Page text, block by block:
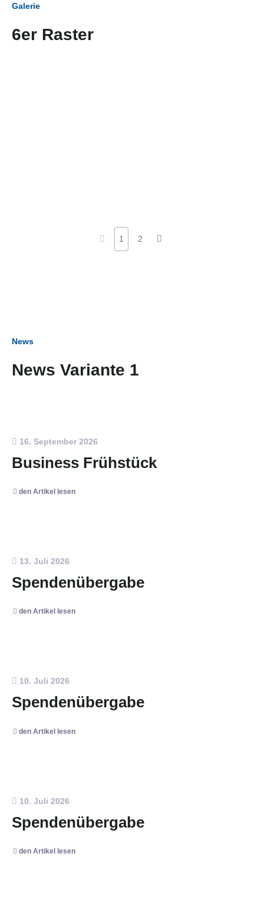
Galerie
6er Raster
1 2
News
News Variante 1
16. September 2026
Business Frühstück
den Artikel lesen
13. Juli 2026
Spendenübergabe
den Artikel lesen
10. Juli 2026
Spendenübergabe
den Artikel lesen
10. Juli 2026
Spendenübergabe
den Artikel lesen